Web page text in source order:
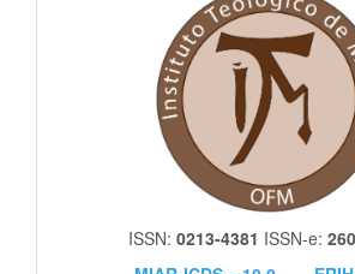
ISSN: 0213-4381 ISSN-e: